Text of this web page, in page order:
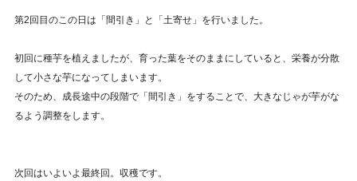
第2回目のこの日は「間引き」と「土寄せ」を行いました。
初回に種芋を植えましたが、育った葉をそのままにしていると、栄養が分散
して小さな芋になってしまいます。
そのため、成長途中の段階で「間引き」をすることで、大きなじゃが芋がな
るよう調整をします。
次回はいよいよ最終回。収穫です。